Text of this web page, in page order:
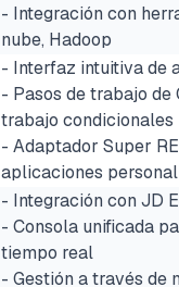
- Integración con
nube, Hadoop
- Interfaz intuitiva de
- Pasos de trabajo
trabajo condicionales
- Adaptador Super
aplicaciones
- Integración con JD
- Consola unificada
tiempo real
- Gestión a través de